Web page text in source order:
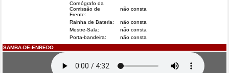
Coreógrafo da
Comissão de
Frente:
não consta
Rainha de Bateria:
não consta
Mestre-Sala:
não consta
Porta-bandeira:
não consta
SAMBA-DE-ENREDO